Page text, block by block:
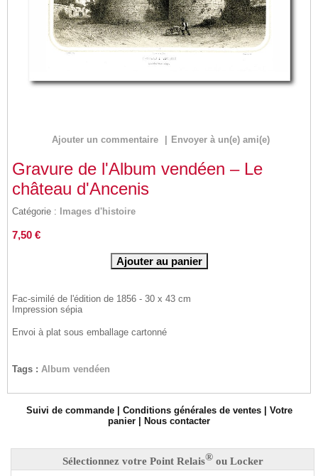
Ajouter un commentaire Envoyer à un(e) ami(e)
Gravure de l'Album vendéen – Le
château d'Ancenis
Catégorie : Images d'histoire
7,50 €
Fac-similé de l'édition de 1856 - 30 x 43 cm
Impression sépia
Envoi à plat sous emballage cartonné
Tags : Album vendéen
Suivi de commande Conditions générales de ventes
Votre
panier
Nous contacter
Sélectionnez votre Point Relais®ou Locker